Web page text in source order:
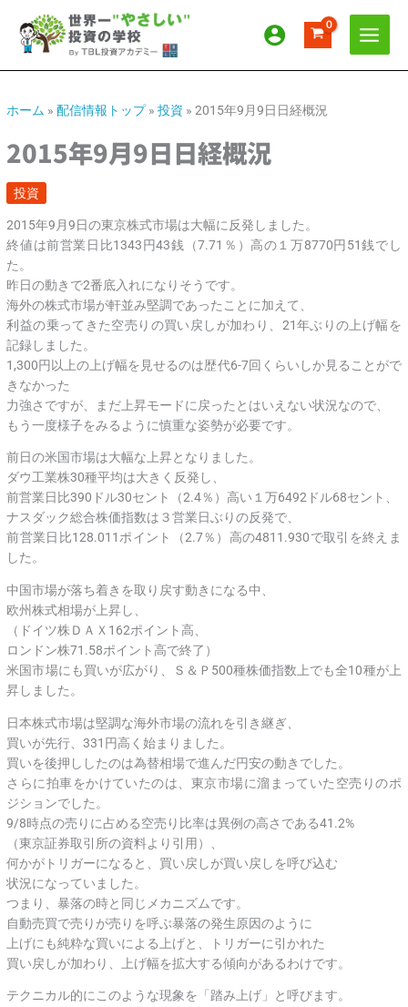
ス
ッホーム »配信情報トップ»投資 »2015年9月9日日経概況
2015年9月9日日経概況
投資
2015年9月9日の東京株式市場は大幅に反発しました。
終値は前営業日比1343円43銭（7.71％）高の１万8770円51銭でし
た。
昨日の動きで2番底入れになりそうです。
海外の株式市場が軒並み堅調であったことに加えて、
利益の乗ってきた空売りの買い戻しが加わり、21年ぶりの上げ幅を
記録しました。
1,300円以上の上げ幅を見せるのは歴代6-7回くらいしか見ることがで
きなかった
力強さですが、まだ上昇モードに戻ったとはいえない状況なので、
もう一度様子をみるように慎重な姿勢が必要です。
前日の米国市場は大幅な上昇となりました。
ダウ工業株30種平均は大きく反発し、
前営業日比390ドル30セント（2.4％）高い１万6492ドル68セント、
ナスダック総合株価指数は３営業日ぶりの反発で、
前営業日比128.011ポイント（2.7％）高の4811.930で取引を終えま
した。
中国市場が落ち着きを取り戻す動きになる中、
欧州株式相場が上昇し、
（ドイツ株ＤＡＸ162ポイント高、
ロンドン株71.58ポイント高で終了）
米国市場にも買いが広がり、Ｓ＆Ｐ500種株価指数上でも全10種が上
昇しました。
日本株式市場は堅調な海外市場の流れを引き継ぎ、
買いが先行、331円高く始まりました。
買いを後押ししたのは為替相場で進んだ円安の動きでした。
さらに拍車をかけていたのは、東京市場に溜まっていた空売りのポ
ジションでした。
9/8時点の売りに占める空売り比率は異例の高さである41.2%
（東京証券取引所の資料より引用）、
何かがトリガーになると、買い戻しが買い戻しを呼び込む
状況になっていました。
つまり、暴落の時と同じメカニズムです。
自動売買で売りが売りを呼ぶ暴落の発生原因のように
上げにも純粋な買いによる上げと、トリガーに引かれた
買い戻しが加わり、上げ幅を拡大する傾向があるわけです。
テクニカル的にこのような現象を「踏み上げ」と呼びます。
ー
ブ
テ
ー